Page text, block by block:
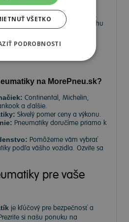
– Ideálne na horúce mesiace,
priľnavosť a nízky valivý odpor.
– Navrhnuté pre jazdu na snehu
– Univerzálne riešenie pre
meniť pneumatiky medzi
na MorePneu.sk?
Continental, Michelin,
a ďalšie.
Skvelý pomer ceny a výkonu.
Pneumatiky doručíme priamo k
Pomôžeme vám vybrať
podľa vášho vozidla. Ozvite sa
pre vaše
je kľúčový pre bezpečnosť a
si našu ponuku na
VŠETKO
PODROBNOSTI